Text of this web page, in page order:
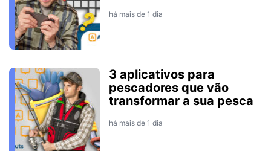
há mais de 1 dia
3 aplicativos para
pescadores que vão
transformar a sua pesca
há mais de 1 dia